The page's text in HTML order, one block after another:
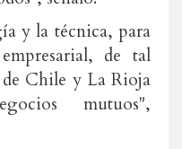
y la técnica, para
de tal
de Chile y La Rioja
mutuos",